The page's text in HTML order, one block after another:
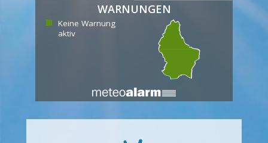
WARNUNGEN
Keine Warnung
aktiv